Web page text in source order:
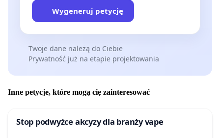
Wygeneruj petycję
Twoje dane należą do Ciebie
Prywatność już na etapie projektowania
Inne petycje, które mogą cię zainteresować
Stop podwyżce akcyzy dla branży vape